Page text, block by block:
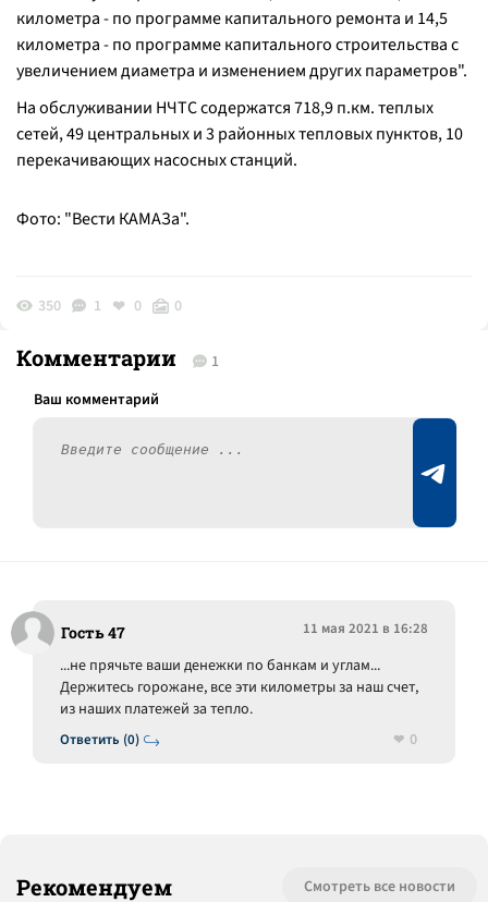
километра - по программе капитального ремонта и 14,5
километра - по программе капитального строительства с
увеличением диаметра и изменением других параметров".
На обслуживании НЧТС содержатся 718,9 п.км. теплых
сетей, 49 центральных и 3 районных тепловых пунктов, 10
перекачивающих насосных станций.
Фото: "Вести КАМАЗа".
350 1 0 0
Комментарии 1
Гость 47 11 мая 2021 в 16:28
Ответить (0)
...не прячьте ваши денежки по банкам и углам...
Держитесь горожане, все эти километры за наш счет,
из наших платежей за тепло.
0
Рекомендуем Смотреть все новости